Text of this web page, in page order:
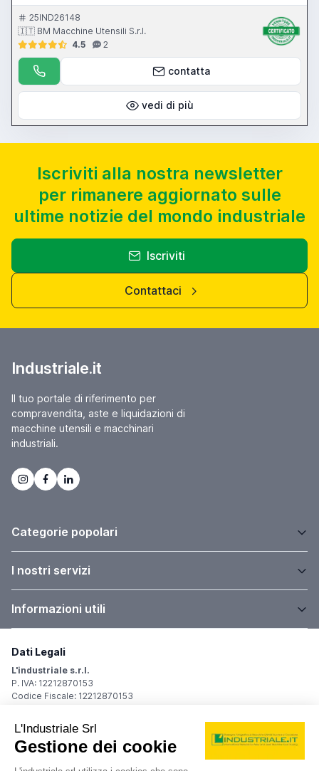
25IND26148
🇮🇹 BM Macchine Utensili S.r.l.
4.5
2
contatta
vedi di più
Iscriviti alla nostra newsletter
per rimanere aggiornato sulle
ultime notizie del mondo industriale
Iscriviti
Contattaci
Industriale.it
Il tuo portale di riferimento per
compravendita, aste e liquidazioni di
macchine utensili e macchinari
industriali.
Categorie popolari
I nostri servizi
Informazioni utili
Dati Legali
L'industriale s.r.l.
P. IVA: 12212870153
Codice Fiscale: 12212870153
Sede Legale
Via Carlo Dolci, 32
20148 Milano (MI)
Italy